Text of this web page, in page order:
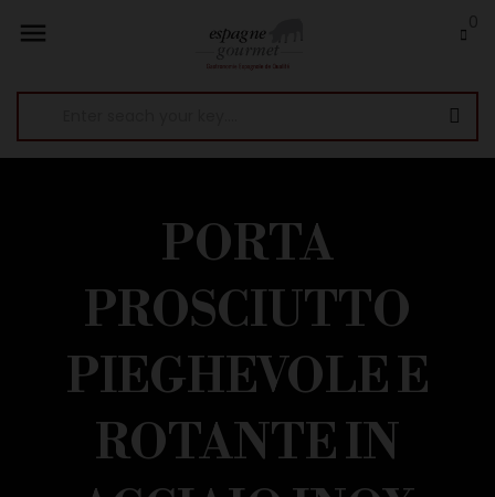

PORTA
PROSCIUTTO
PIEGHEVOLE E
ROTANTE IN